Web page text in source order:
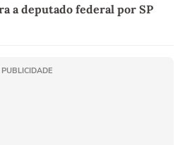
a deputado federal por SP
PUBLICIDADE